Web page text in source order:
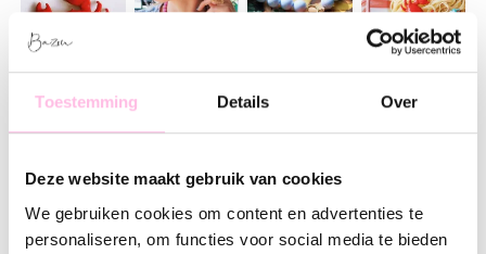
Toestemming Details Over
Deze website maakt gebruik van cookies
We gebruiken cookies om content en advertenties te
personaliseren, om functies voor social media te bieden
Crab charm - red
Gold Red